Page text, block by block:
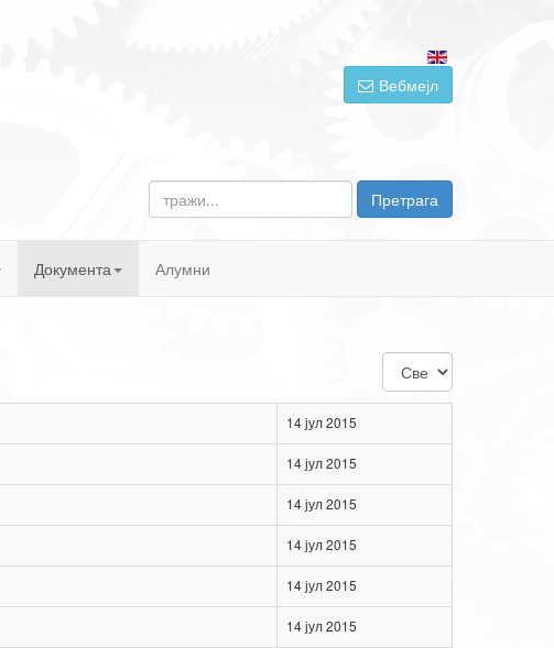
Вебмејл
Претрага
Документа Алумни
Приказ
#
14 јул 2015
14 јул 2015
14 јул 2015
14 јул 2015
14 јул 2015
14 јул 2015